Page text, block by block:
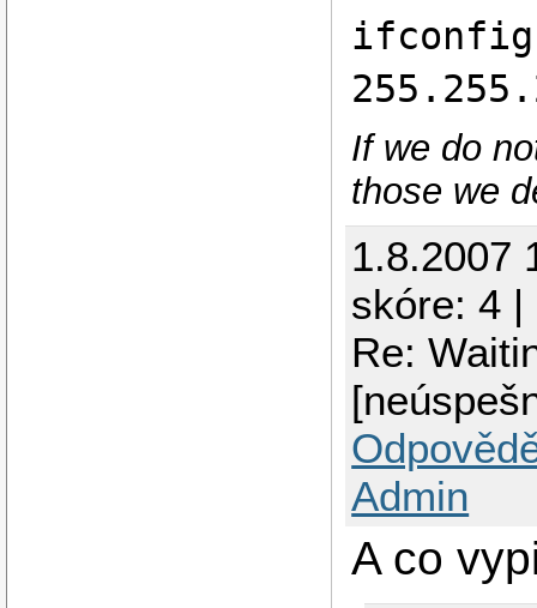
ifconfig
If we do
those we
1.8.2007
skóre: 4 |
Re:
Admin
A co